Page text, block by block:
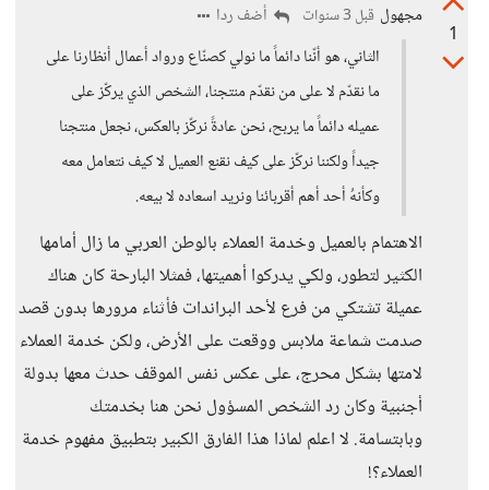
1
مجهول قبل 3 سنوات
أضف ردا
الثاني، هو أنّنا دائماً ما نولي كصنّاع ورواد أعمال أنظارنا على
ما نقدّم لا على من نقدّم منتجنا، الشخص الذي يركّز على
عميله دائماً ما يربح، نحن عادةً نركّز بالعكس، نجعل منتجنا
جيداً ولكننا نركّز على كيف نقنع العميل لا كيف نتعامل معه
وكأنهُ أحد أهم أقربائنا ونريد اسعاده لا بيعه.
الاهتمام بالعميل وخدمة العملاء بالوطن العربي ما زال أمامها
الكثير لتطور، ولكي يدركوا أهميتها، فمثلا البارحة كان هناك
عميلة تشتكي من فرع لأحد البراندات فأثناء مرورها بدون قصد
صدمت شماعة ملابس ووقعت على الأرض، ولكن خدمة العملاء
لامتها بشكل محرج، على عكس نفس الموقف حدث معها بدولة
أجنبية وكان رد الشخص المسؤول نحن هنا بخدمتك
وبابتسامة. لا اعلم لماذا هذا الفارق الكبير بتطبيق مفهوم خدمة
العملاء؟!